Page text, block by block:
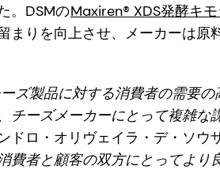
。DSMのMaxiren® XDS発酵キ
まりを向上させ、メーカーは
ズ製品に対する消費者の需要
チーズメーカーにとって複雑な
ドロ・オリヴェイラ・デ・ソウ
費者と顧客の双方にとってよ